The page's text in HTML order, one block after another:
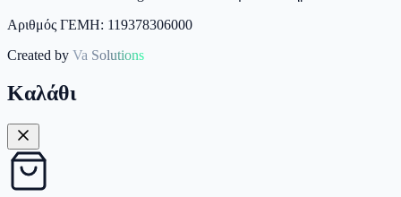
Αριθμός ΓΕΜΗ: 119378306000
Created by Va Solutions
Καλάθι